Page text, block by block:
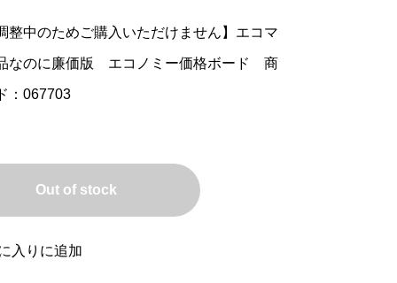
整中のためご購入いただけません】エコマ
なのに廉価版 エコノミー価格ボード 商
：067703
Out of stock
入りに追加